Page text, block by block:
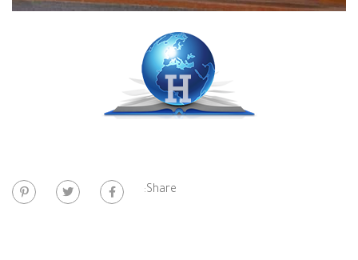
Share: